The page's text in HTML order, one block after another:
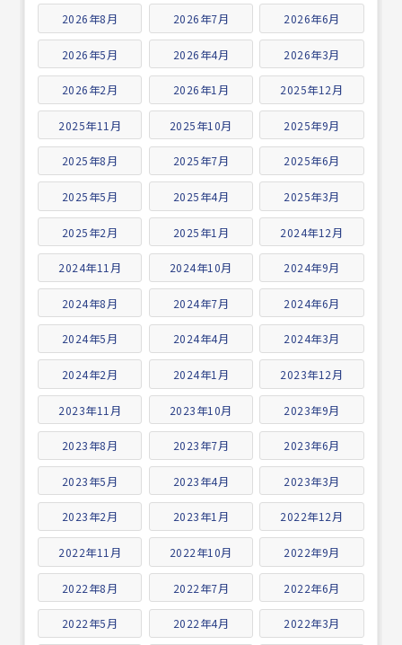
2026年8月 2026年7月 2026年6月
2026年5月 2026年4月 2026年3月
2026年2月 2026年1月 2025年12月
2025年11月 2025年10月 2025年9月
2025年8月 2025年7月 2025年6月
2025年5月 2025年4月 2025年3月
2025年2月 2025年1月 2024年12月
2024年11月 2024年10月 2024年9月
2024年8月 2024年7月 2024年6月
2024年5月 2024年4月 2024年3月
2024年2月 2024年1月 2023年12月
2023年11月 2023年10月 2023年9月
2023年8月 2023年7月 2023年6月
2023年5月 2023年4月 2023年3月
2023年2月 2023年1月 2022年12月
2022年11月 2022年10月 2022年9月
2022年8月 2022年7月 2022年6月
2022年5月 2022年4月 2022年3月